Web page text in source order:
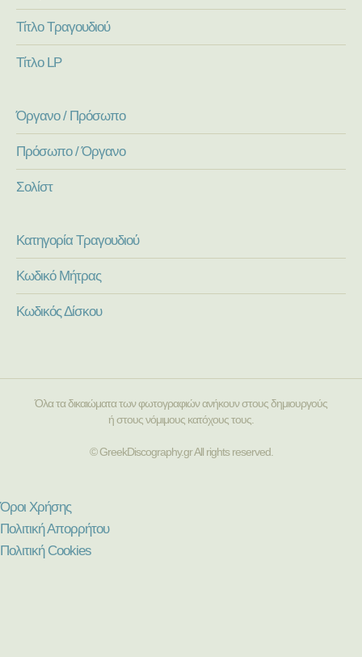
Τίτλο Τραγουδιού
Τίτλο LP
Όργανο / Πρόσωπο
Πρόσωπο / Όργανο
Σολίστ
Κατηγορία Τραγουδιού
Κωδικό Μήτρας
Κωδικός Δίσκου
Όλα τα δικαιώματα των φωτογραφιών ανήκουν στους δημιουργούς
ή στους νόμιμους κατόχους τους.
© GreekDiscography.gr All rights reserved.
Όροι Χρήσης
Πολιτική Απορρήτου
Πολιτική Cookies